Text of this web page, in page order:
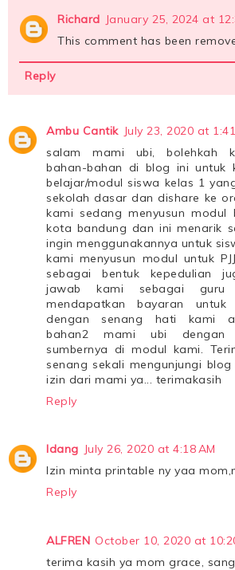
Richard January 25, 2024 at
This comment has been
Reply
Ambu Cantik July 23, 2020 at
salam mami ubi, bolehkah
bahan-bahan di blog ini untuk
belajar/modul siswa kelas 1
sekolah dasar dan dishare ke
kami sedang menyusun modul
kota bandung dan ini menarik
ingin menggunakannya untuk
kami menyusun modul untuk
sebagai bentuk kepedulian
jawab kami sebagai
mendapatkan bayaran
dengan senang hati kami
bahan2 mami ubi dengan
sumbernya di modul kami.
senang sekali mengunjungi
izin dari mami ya... terimakasih
Reply
Idang July 26, 2020 at 4:18 AM
Izin minta printable ny yaa
Reply
ALFREN October 10, 2020 at
terima kasih ya mom grace,